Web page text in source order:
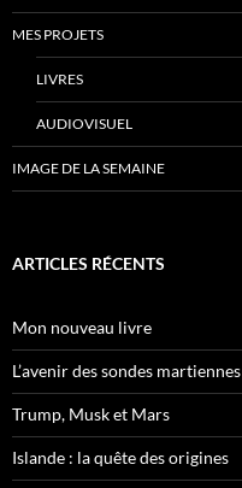
MES PROJETS
LIVRES
AUDIOVISUEL
IMAGE DE LA SEMAINE
ARTICLES RÉCENTS
Mon nouveau livre
L’avenir des sondes martiennes
Trump, Musk et Mars
Islande : la quête des origines